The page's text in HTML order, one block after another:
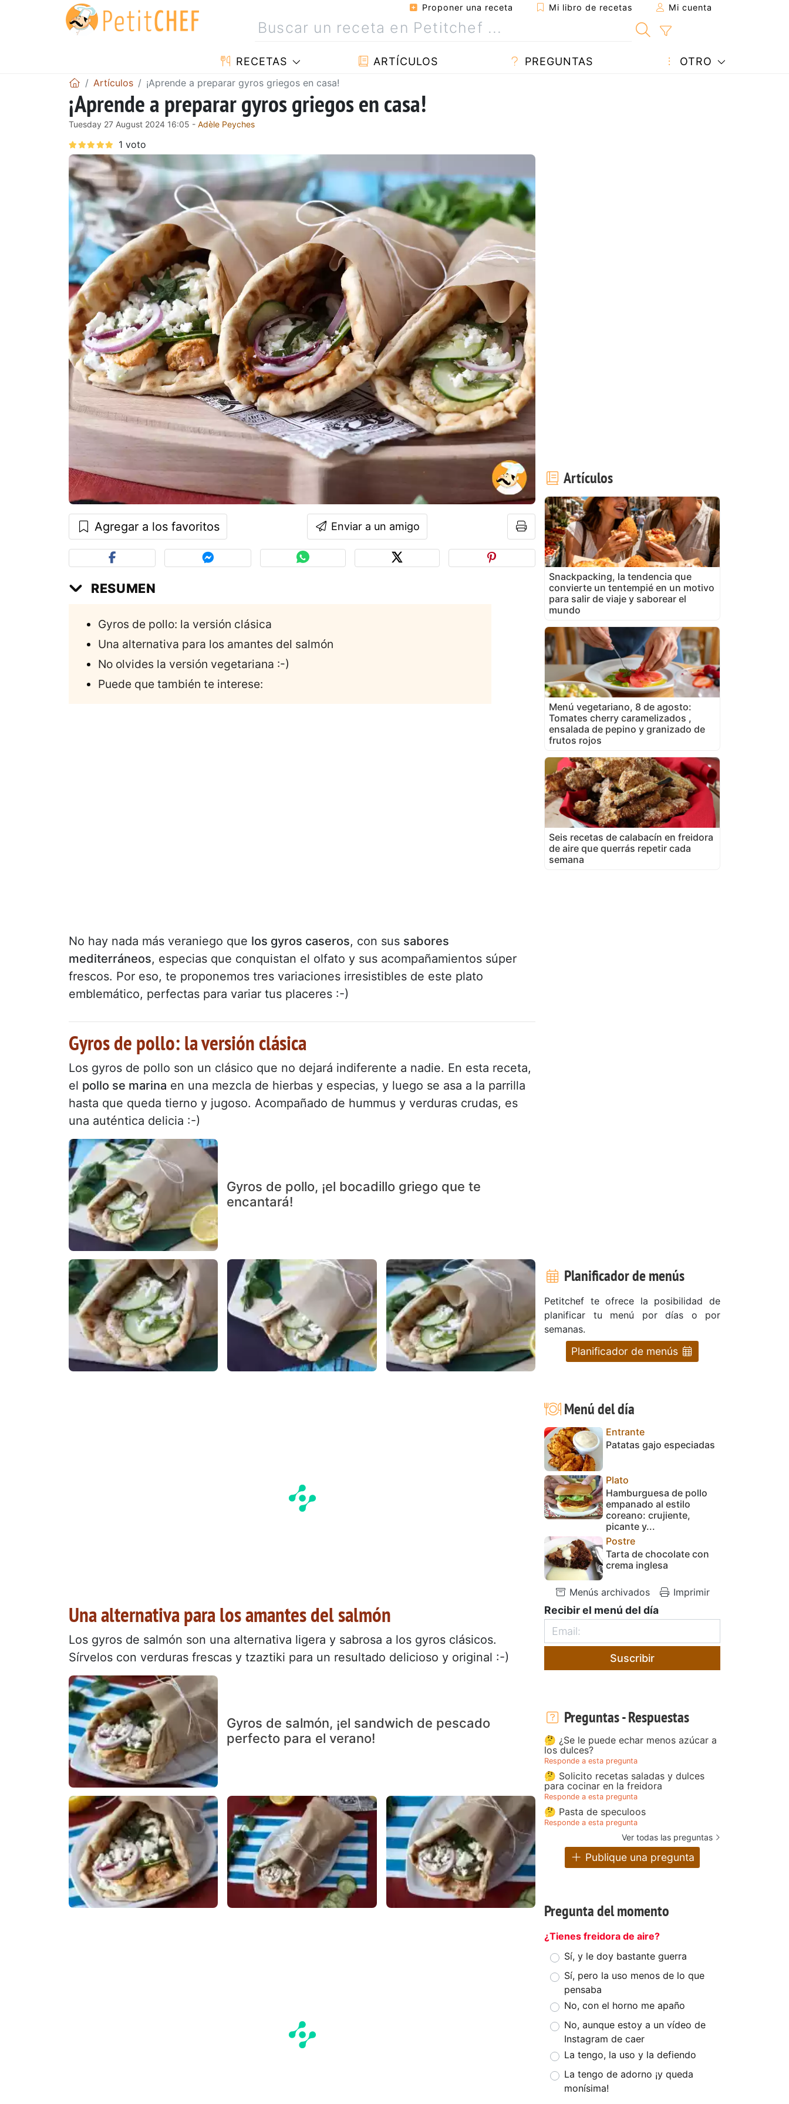
Proponer una receta Mi libro de recetas Mi cuenta
RECETAS ARTÍCULOS PREGUNTAS OTRO
Artículos ¡Aprende a preparar gyros griegos en casa!
¡Aprende a preparar gyros griegos en casa!
Tuesday 27 August 2024 16:05 - Adèle Peyches
Agregar a los favoritos Enviar a un amigo
RESUMEN
Gyros de pollo: la versión clásica
Una alternativa para los amantes del salmón
No olvides la versión vegetariana :-)
Puede que también te interese:
No hay nada más veraniego que los gyros caseros, con sus sabores
mediterráneos, especias que conquistan el olfato y sus acompañamientos súper
frescos. Por eso, te proponemos tres variaciones irresistibles de este plato
emblemático, perfectas para variar tus placeres :-)
Gyros de pollo: la versión clásica
Los gyros de pollo son un clásico que no dejará indiferente a nadie. En esta receta,
el pollo se marina en una mezcla de hierbas y especias, y luego se asa a la parrilla
hasta que queda tierno y jugoso. Acompañado de hummus y verduras crudas, es
una auténtica delicia :-)
Gyros de pollo, ¡el bocadillo griego que te
encantará!
Una alternativa para los amantes del salmón
Los gyros de salmón son una alternativa ligera y sabrosa a los gyros clásicos.
Sírvelos con verduras frescas y tzaztiki para un resultado delicioso y original :-)
Gyros de salmón, ¡el sandwich de pescado
perfecto para el verano!
Artículos
Snackpacking, la tendencia que
convierte un tentempié en un motivo
para salir de viaje y saborear el
mundo
Menú vegetariano, 8 de agosto:
Tomates cherry caramelizados ,
ensalada de pepino y granizado de
frutos rojos
Seis recetas de calabacín en freidora
de aire que querrás repetir cada
semana
Planificador de menús
Petitchef te ofrece la posibilidad de
planificar tu menú por días o por
semanas.
Planificador de menús
Menú del día
Entrante
Patatas gajo especiadas
Plato
Hamburguesa de pollo
empanado al estilo
coreano: crujiente,
picante y...
Postre
Tarta de chocolate con
crema inglesa
Menús archivados Imprimir
Recibir el menú del día
Suscribir
Preguntas - Respuestas
🤔 ¿Se le puede echar menos azúcar a
los dulces?
Responde a esta pregunta
🤔 Solicito recetas saladas y dulces
para cocinar en la freidora
Responde a esta pregunta
🤔 Pasta de speculoos
Responde a esta pregunta
Ver todas las preguntas
Publique una pregunta
Pregunta del momento
¿Tienes freidora de aire?
Sí, y le doy bastante guerra
Sí, pero la uso menos de lo que
pensaba
No, con el horno me apaño
No, aunque estoy a un vídeo de
Instagram de caer
La tengo, la uso y la defiendo
La tengo de adorno ¡y queda
monísima!